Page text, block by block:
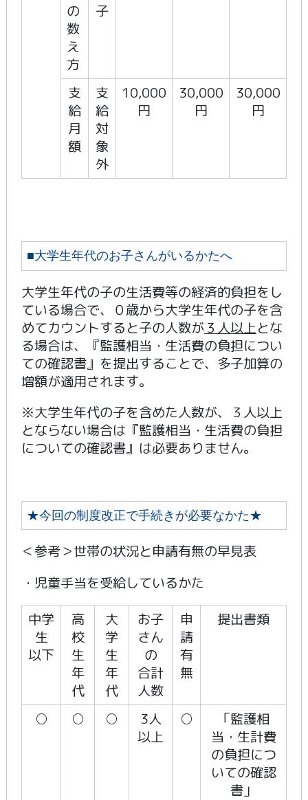
の
数
え
方
子
支
給
月
額
支
給
対
象
外
10,000
円
30,000
円
30,000
円
■大学生年代のお子さんがいるかたへ
大学生年代の子の生活費等の経済的負担をし
ている場合で、０歳から大学生年代の子を含
めてカウントすると子の人数が３人以上とな
る場合は、『監護相当・生活費の負担につい
ての確認書』を提出することで、多子加算の
増額が適用されます。
※大学生年代の子を含めた人数が、３人以上
とならない場合は『監護相当・生活費の負担
についての確認書』は必要ありません。
★今回の制度改正で手続きが必要なかた★
＜参考＞世帯の状況と申請有無の早見表
・児童手当を受給しているかた
中学
生
以下
高
校
生
年
代
大
学
生
年
代
お子
さん
の
合計
人数
申
請
有
無
提出書類
○ ○ ○
3人
以上
○
「監護相
当・生計費
の負担につ
いての確認
書」